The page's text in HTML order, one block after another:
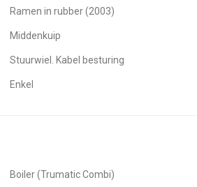
Ramen in rubber (2003)
Middenkuip
Stuurwiel. Kabel besturing
Enkel
Boiler (Trumatic Combi)